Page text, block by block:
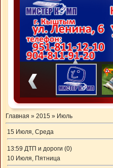
Главная » 2015 » Июль
15 Июля, Среда
13:59 ДТП и дороги (0)
10 Июля, Пятница